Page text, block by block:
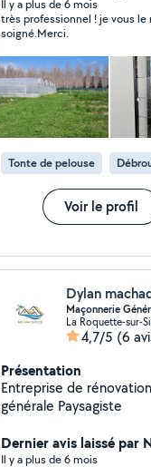
Il y a plus de 6 mois
très professionnel ! je vous le
soigné.Merci.
Tonte de pelouse
Voir le profil
Maçonnerie
4,7/5 (6
Présentation
Entreprise de rénovation tout
générale Paysagiste
Dernier avis laissé par
Il y a plus de 6 mois